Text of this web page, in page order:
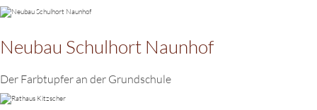
Neubau Schulhort Naunhof
Der Farbtupfer an der Grundschule